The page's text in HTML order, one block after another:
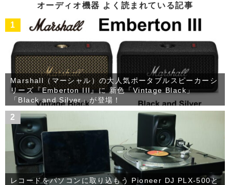
オーディオ機器 よく読まれている記事
1
Marshall（マーシャル）の大人気ポータブルスピーカーシ
リーズ『Emberton III』に 新色「Vintage Black」
「Black and Silver」が登場！
2
レコードをパソコンに取り込もう Pioneer DJ PLX-500と